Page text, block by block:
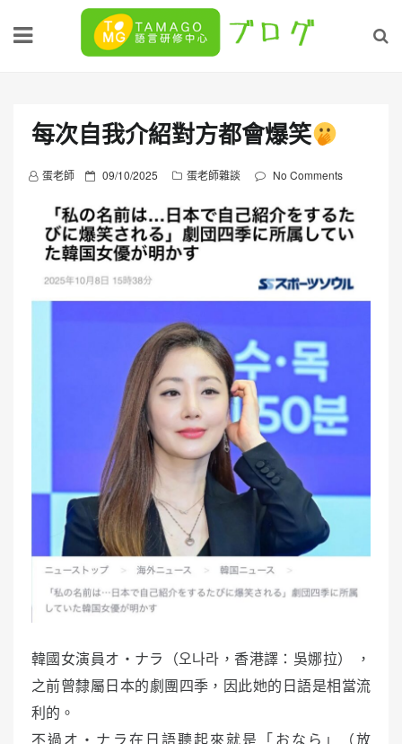
每次自我介紹對方都會爆笑
蛋老師
P
s
t
e
d
o
09/10/2025 蛋老師雜談 No Comments
韓國女演員オ・ナラ（오나라，香港譯：吳娜拉） ，
之前曾隸屬日本的劇團四季，因此她的日語是相當流
利的。
不過オ・ナラ在日語聽起來就是「おなら」（放